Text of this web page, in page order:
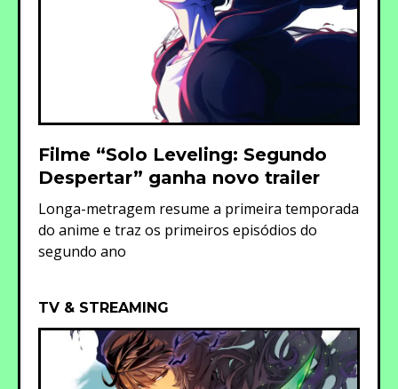
Filme “Solo Leveling: Segundo
Despertar” ganha novo trailer
Longa-metragem resume a primeira temporada
do anime e traz os primeiros episódios do
segundo ano
TV & STREAMING